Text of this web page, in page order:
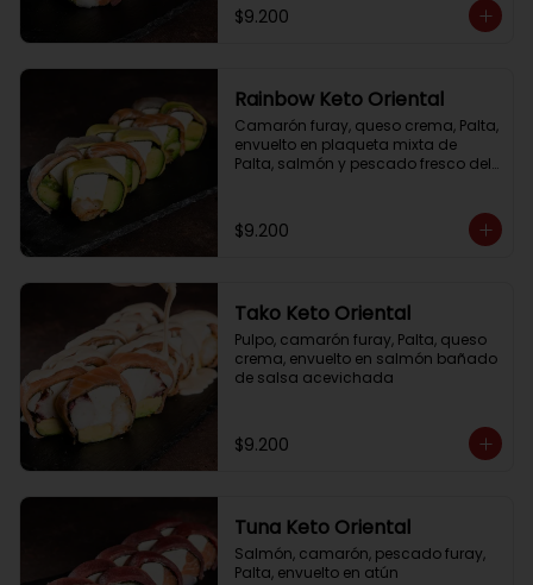
$9.200
Rainbow Keto Oriental
Camarón furay, queso crema, Palta,
envuelto en plaqueta mixta de
Palta, salmón y pescado fresco del
$9.200
Tako Keto Oriental
Pulpo, camarón furay, Palta, queso
crema, envuelto en salmón bañado
de salsa acevichada
$9.200
Tuna Keto Oriental
Salmón, camarón, pescado furay,
Palta, envuelto en atún